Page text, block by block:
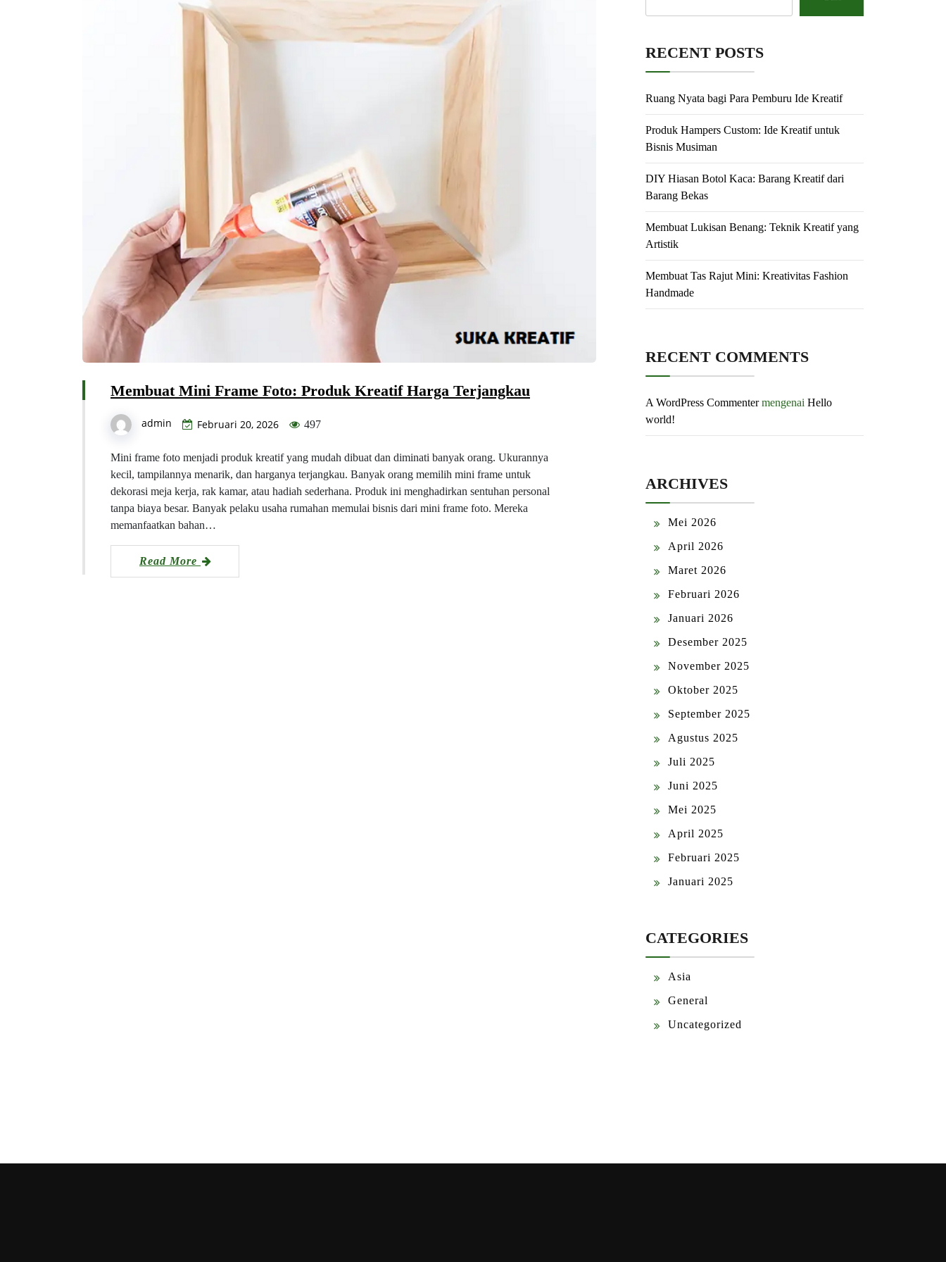
Membuat Mini Frame Foto: Produk Kreatif Harga Terjangkau
admin Februari 20, 2026 497
Mini frame foto menjadi produk kreatif yang mudah dibuat dan diminati banyak orang. Ukurannya
kecil, tampilannya menarik, dan harganya terjangkau. Banyak orang memilih mini frame untuk
dekorasi meja kerja, rak kamar, atau hadiah sederhana. Produk ini menghadirkan sentuhan personal
tanpa biaya besar. Banyak pelaku usaha rumahan memulai bisnis dari mini frame foto. Mereka
memanfaatkan bahan…
Read More
RECENT POSTS
Ruang Nyata bagi Para Pemburu Ide Kreatif
Produk Hampers Custom: Ide Kreatif untuk
Bisnis Musiman
DIY Hiasan Botol Kaca: Barang Kreatif dari
Barang Bekas
Membuat Lukisan Benang: Teknik Kreatif yang
Artistik
Membuat Tas Rajut Mini: Kreativitas Fashion
Handmade
RECENT COMMENTS
A WordPress Commentermengenai Hello
world!
ARCHIVES
Mei 2026
April 2026
Maret 2026
Februari 2026
Januari 2026
Desember 2025
November 2025
Oktober 2025
September 2025
Agustus 2025
Juli 2025
Juni 2025
Mei 2025
April 2025
Februari 2025
Januari 2025
CATEGORIES
Asia
General
Uncategorized